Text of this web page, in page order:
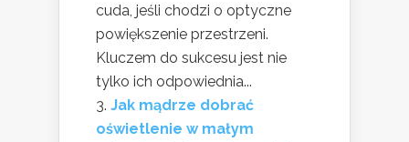
cuda, jeśli chodzi o optyczne
powiększenie przestrzeni.
Kluczem do sukcesu jest nie
tylko ich odpowiednia...
Jak mądrze dobrać
oświetlenie w małym